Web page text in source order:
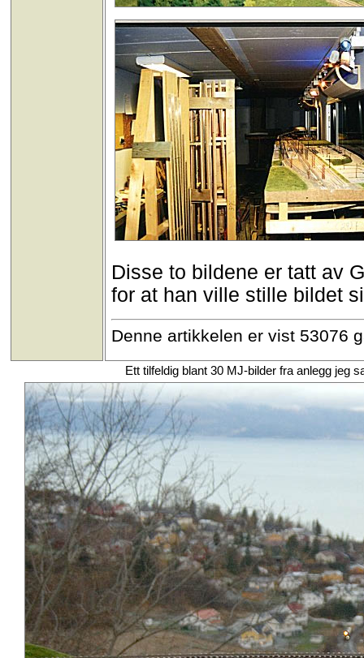
Disse to bildene er tatt av
for at han ville stille bildet
Denne artikkelen er vist 53076
Ett tilfeldig blant 30 MJ-bilder fra anlegg jeg